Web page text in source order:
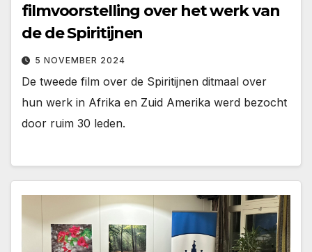
filmvoorstelling over het werk van
de de Spiritijnen
5 NOVEMBER 2024
De tweede film over de Spiritijnen ditmaal over
hun werk in Afrika en Zuid Amerika werd bezocht
door ruim 30 leden.